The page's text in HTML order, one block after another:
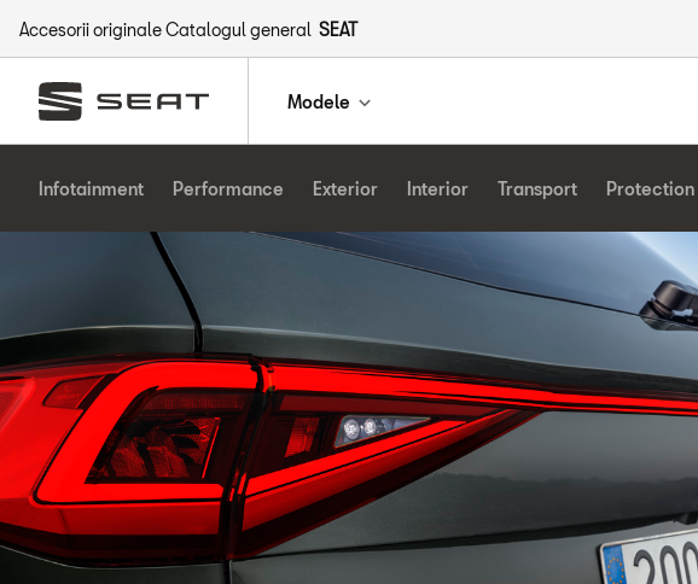
Accesorii originale Catalogul general SEAT
Modele
Infotainment Performance Exterior Interior Transport Protection